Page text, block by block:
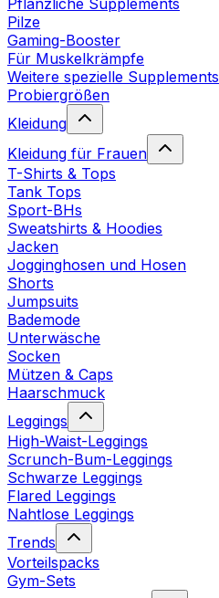
Pflanzliche Supplements
Pilze
Gaming-Booster
Für Muskelkrämpfe
Weitere spezielle Supplements
Probiergrößen
Kleidung
Kleidung für Frauen
T-Shirts & Tops
Tank Tops
Sport-BHs
Sweatshirts & Hoodies
Jacken
Jogginghosen und Hosen
Shorts
Jumpsuits
Bademode
Unterwäsche
Socken
Mützen & Caps
Haarschmuck
Leggings
High-Waist-Leggings
Scrunch-Bum-Leggings
Schwarze Leggings
Flared Leggings
Nahtlose Leggings
Trends
Vorteilspacks
Gym-Sets